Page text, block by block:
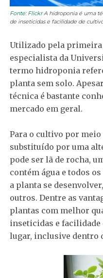
Fonte: FlickrA hidroponia é uma
de inseticidas e facilidade de
Utilizado pela primeira
especialista da
termo hidroponia
planta sem solo.
técnica é bastante
mercado em geral.
Para o cultivo por
substituído por uma
pode ser lã de rocha,
contém água e todos
a planta se
outros. Dentre as
plantas com melhor
inseticidas e
lugar, inclusive dentro